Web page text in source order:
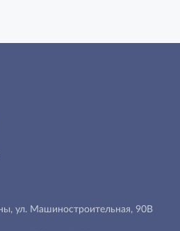
, ул. Машиностроительная, 90B